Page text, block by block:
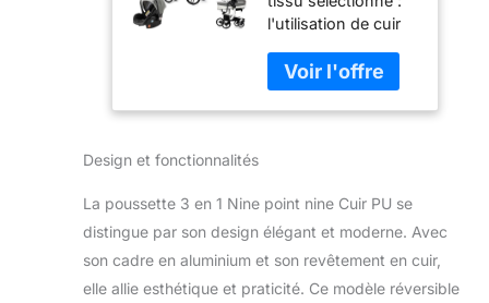
Bebe avec
Double Modes
de Poussée
Réversibles,
Poussette
Canne avec
Aluminium
Haute Paysage
(518 Grey)
l'utilisation de cuir
haute qualité
améliore la
sensation luxueuse
en 1 offre une
protection contre le
soleil, le vent et la
votre enfant de se
Design et fonctionnalités
La poussette 3 en 1 Nine point nine Cuir PU se
distingue par son design élégant et moderne. Avec
son cadre en aluminium et son revêtement en cuir,
elle allie esthétique et praticité. Ce modèle réversible